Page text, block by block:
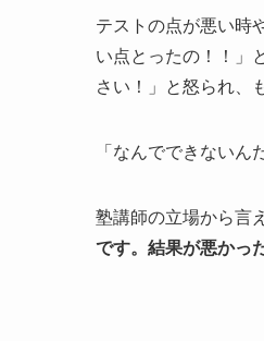
テストの点が悪い時
い点とったの！！」
さい！」と怒られ、
「なんでできない
塾講師の立場から言え
です。結果が悪かっ